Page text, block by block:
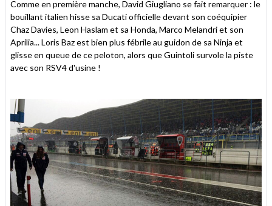
Comme en première manche, David Giugliano se fait remarquer : le
bouillant italien hisse sa Ducati officielle devant son coéquipier
Chaz Davies, Leon Haslam et sa Honda, Marco Melandri et son
Aprilia... Loris Baz est bien plus fébrile au guidon de sa Ninja et
glisse en queue de ce peloton, alors que Guintoli survole la piste
avec son RSV4 d'usine !